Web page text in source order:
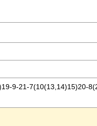
9-21-7(10(13,14)15)20-